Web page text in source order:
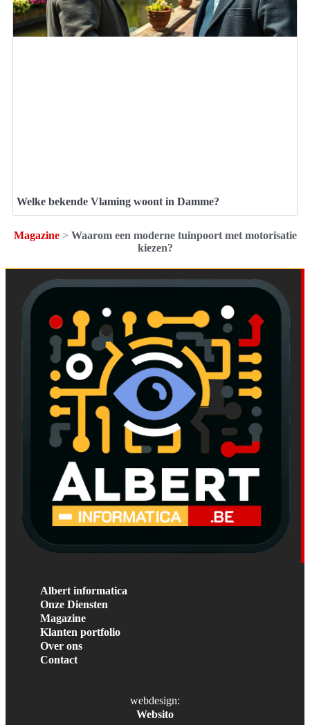
Welke bekende Vlaming woont in Damme?
Magazine> Waarom een moderne tuinpoort met motorisatie
kiezen?
Albert informatica
Onze Diensten
Magazine
Klanten portfolio
Over ons
Contact
webdesign:
Websito